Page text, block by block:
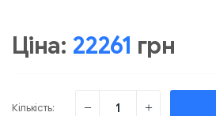
Ціна: 22261 грн
Кількість: